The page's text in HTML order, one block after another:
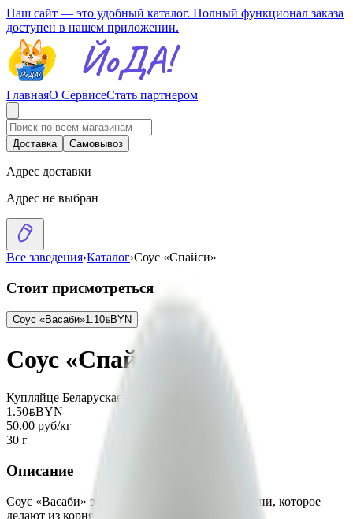
Наш сайт — это удобный каталог. Полный функционал заказа
доступен в нашем приложении.
ГлавнаяО СервисеСтать партнером
Доставка Самовывоз
Адрес доставки
Адрес не выбран
Все заведения›Каталог›Соус «Спайси»
Стоит присмотреться
Соус «Васаби»1.10BYNBYN
Соус «Спайси»
Купляйце Беларускае
1.50BYNBYN
50.00 руб/кг
30 г
Описание
Соус «Васаби» это острое блюдо японской кухни, которое
делают из корня растения эвтрема японская.